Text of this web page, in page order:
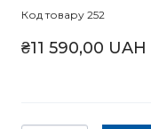
Код товару 252
₴11 590,00 UAH